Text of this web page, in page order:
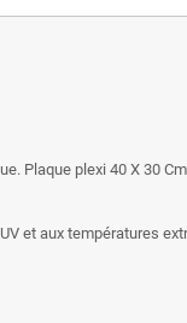
Plaque plexi 40 X 30
et aux températures